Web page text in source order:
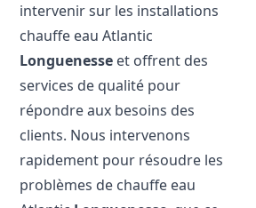
intervenir sur les installations
chauffe eau Atlantic
Longuenesse et offrent des
services de qualité pour
répondre aux besoins des
clients. Nous intervenons
rapidement pour résoudre les
problèmes de chauffe eau